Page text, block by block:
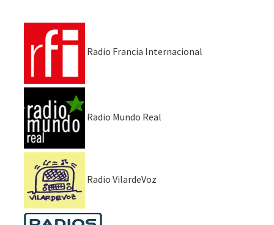
Radio Francia Internacional
Radio Mundo Real
Radio VilardeVoz